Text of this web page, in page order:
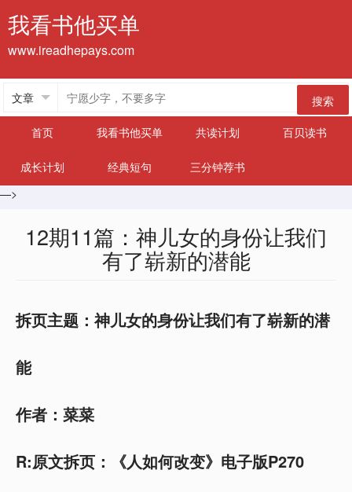
我看书他买单
www.ireadhepays.com
搜索
首页
我看书他买单 共读计划 百贝读书
成长计划 经典短句
三分钟荐书
—>
12期11篇：神儿女的身份让我们
有了崭新的潜能
拆页主题：神儿女的身份让我们有了崭新的潜
能
作者：菜菜
R:原文拆页：《人如何改变》电子版P270